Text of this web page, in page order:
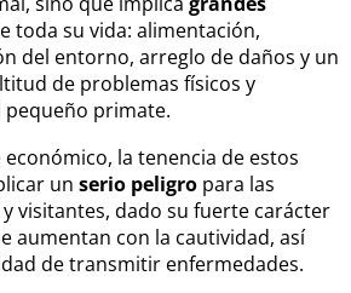
toda su vida: alimentación,
del entorno, arreglo de daños y un
de problemas físicos y
pequeño primate.
la tenencia de estos
un serio peligro para las
visitantes, dado su fuerte carácter
aumentan con la cautividad, así
de transmitir enfermedades.